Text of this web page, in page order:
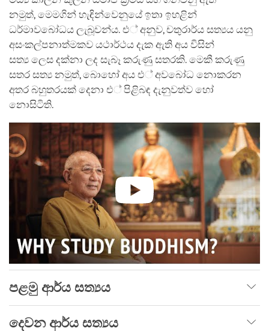
නමුත්, මෙමගින් හැඳින්වෙනුයේ ඉතා ඉහළින්
ධර්මාවබෝධය ලැබූවන්ය. එ් අනුව, චතුරාර්ය සත්‍යය යනු
අසංකල්පනාත්මකව යථාර්ථය දැක ඇති අය විසින්
සත්‍ය ලෙස දක්නා ලද සැබෑ කරුණු සතරකි. මෙකී කරුණු
සතර සත්‍ය නමුත්, බොහෝ අය එ් අවබෝධ නොකරන
අතර බහුතරයක් දෙනා එ් පිළිබඳ දැනුවත්ව හෝ
නොසිටිති.
පළමු ආර්ය සත්‍යය
දෙවන ආර්ය සත්‍යය